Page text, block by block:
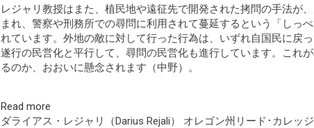
レジャリ教授はまた、植民地や遠征先で開発された拷問の手法が
まれ、警察や刑務所での尋問に利用されて蔓延するという「しっ
れています。外地の敵に対して行った行為は、いずれ自国民に戻
遂行の民営化と平行して、尋問の民営化も進行しています。これ
るのか、おおいに懸念されます（中野）。
Read more
ダライアス・レジャリ（Darius Rejali） オレゴン州リード･カレッ